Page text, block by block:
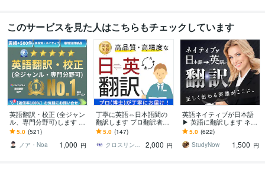
このサービスを見た人はこちらもチェックしています
英語翻訳・校正 (全ジャン
ル、専門分野可)します ●
高品質 | ネイティブレベル
のプロが日英翻訳サポー
ト●
5.0 (521)
ノア・Noa
1,000 円
丁寧に英語⇔日本語間の
翻訳します プロ翻訳者
（博士）による高品質・
高精度な翻訳をお届けし
ます
5.0 (147)
クロスリンク＆リサーチ
2,000 円
英語ネイティブが日本語
▶ 英語に翻訳します ネイ
ティブの翻訳 + TOEIC970
点の日本人がチェック
5.0 (622)
StudyNow
1,500 円